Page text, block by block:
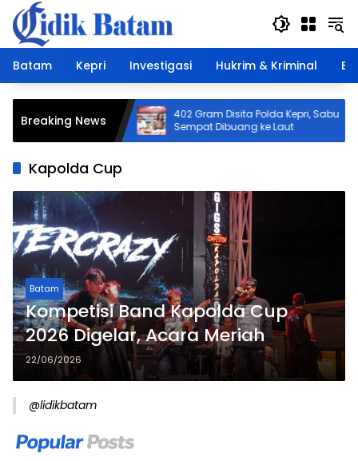
Langsung
konten
Batam
Kepri Investigasi Hukrim & Kriminal
Breaking News
di
Motor Dijual
402 Gram Disita Polda Kepri, Sabu
Sempat Dibuang ke Laut
Kapolda Cup
Batam
Kompetisi Band Kapolda Cup
2026 Digelar, Acara Meriah
22/06/2026
@lidikbatam